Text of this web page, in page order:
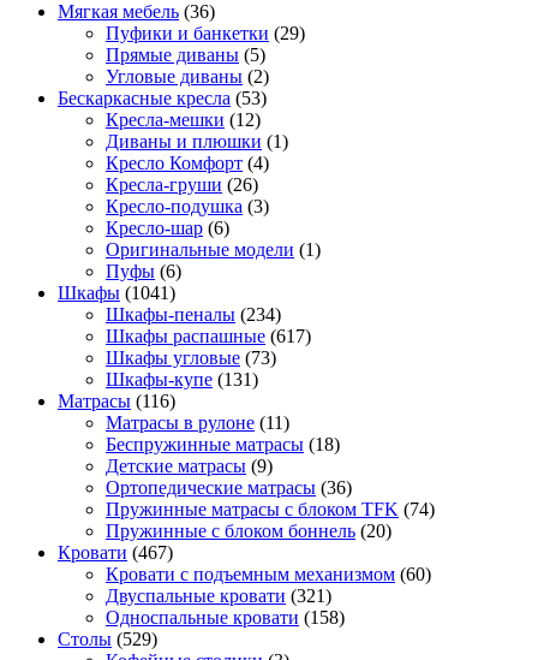
Мягкая мебель (36)
Пуфики и банкетки (29)
Прямые диваны (5)
Угловые диваны (2)
Бескаркасные кресла (53)
Кресла-мешки (12)
Диваны и плюшки (1)
Кресло Комфорт (4)
Кресла-груши (26)
Кресло-подушка (3)
Кресло-шар (6)
Оригинальные модели (1)
Пуфы (6)
Шкафы (1041)
Шкафы-пеналы (234)
Шкафы распашные (617)
Шкафы угловые (73)
Шкафы-купе (131)
Матрасы (116)
Матрасы в рулоне (11)
Беспружинные матрасы (18)
Детские матрасы (9)
Ортопедические матрасы (36)
Пружинные матрасы с блоком TFK (74)
Пружинные с блоком боннель (20)
Кровати (467)
Кровати с подъемным механизмом (60)
Двуспальные кровати (321)
Односпальные кровати (158)
Столы (529)